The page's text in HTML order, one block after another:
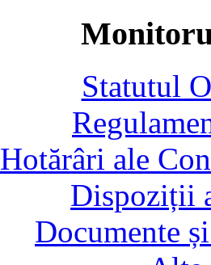
Statutul
Hotărâri ale
Dispoziții
Documente